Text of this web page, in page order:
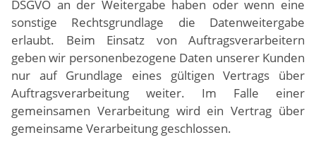
DSGVO an der Weitergabe haben oder wenn eine
sonstige Rechtsgrundlage die Datenweitergabe
erlaubt. Beim Einsatz von Auftragsverarbeitern
geben wir personenbezogene Daten unserer Kunden
nur auf Grundlage eines gültigen Vertrags über
Auftragsverarbeitung weiter. Im Falle einer
gemeinsamen Verarbeitung wird ein Vertrag über
gemeinsame Verarbeitung geschlossen.